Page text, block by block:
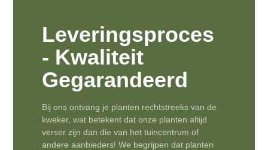
Leveringsproces
- Kwaliteit
Gegarandeerd
Bij ons ontvang je planten rechtstreeks van de
kweker, wat betekent dat onze planten altijd
verser zijn dan die van het tuincentrum of
andere aanbieders! We begrijpen dat planten